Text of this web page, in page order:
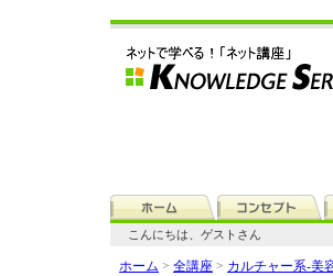
こんにちは、ゲストさん
ホーム > 全講座 > カルチャー系-美